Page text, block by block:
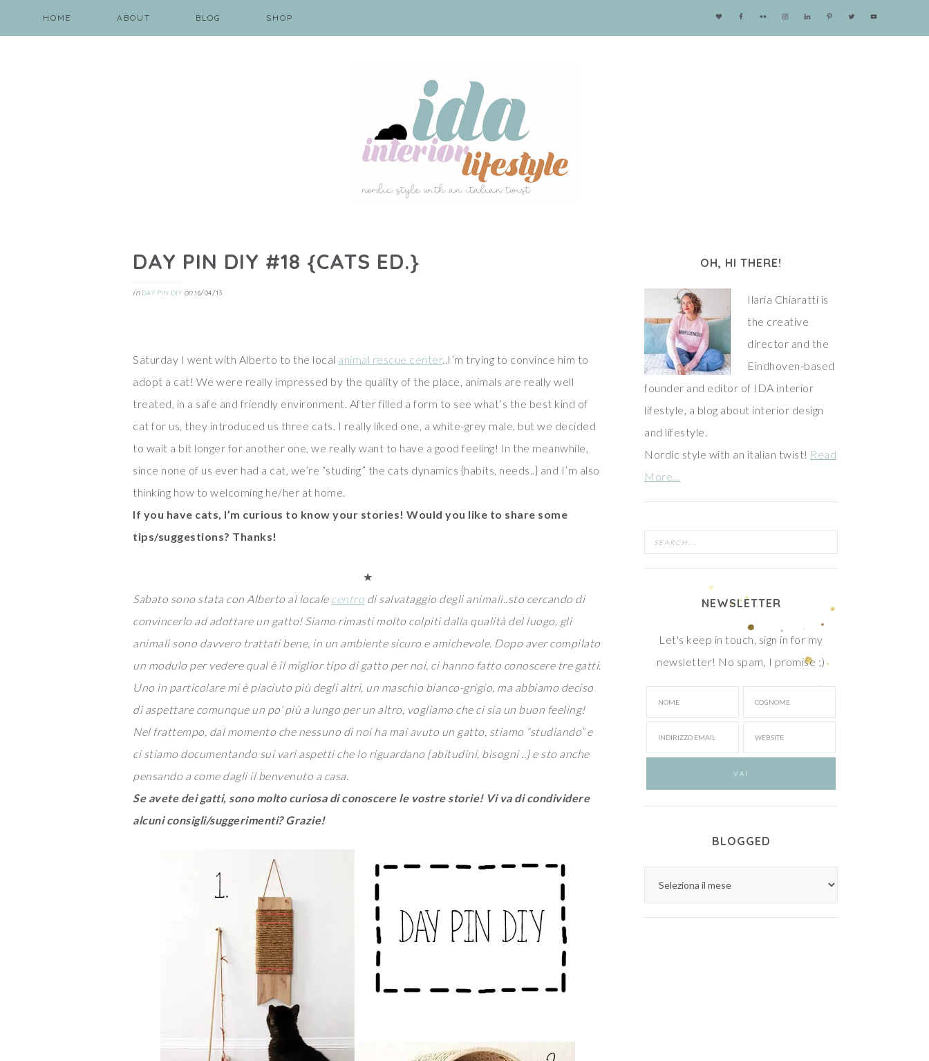
HOME ABOUT BLOG SHOP
DAY PIN DIY #18 {CATS ED.}
in DAY PIN DIY on16/04/13
Saturday I went with Alberto to the local animal rescue center..I’m trying to convince him to
adopt a cat! We were really impressed by the quality of the place, animals are really well
treated, in a safe and friendly environment. After filled a form to see what’s the best kind of
cat for us, they introduced us three cats. I really liked one, a white-grey male, but we decided
to wait a bit longer for another one, we really want to have a good feeling! In the meanwhile,
since none of us ever had a cat, we’re “studing” the cats dynamics {habits, needs..} and I’m also
thinking how to welcoming he/her at home.
If you have cats, I’m curious to know your stories! Would you like to share some
tips/suggestions? Thanks!
★
Sabato sono stata con Alberto al locale centro di salvataggio degli animali..sto cercando di
convincerlo ad adottare un gatto! Siamo rimasti molto colpiti dalla qualità del luogo, gli
animali sono davvero trattati bene, in un ambiente sicuro e amichevole. Dopo aver compilato
un modulo per vedere qual è il miglior tipo di gatto per noi, ci hanno fatto conoscere tre gatti.
Uno in particolare mi è piaciuto più degli altri, un maschio bianco-grigio, ma abbiamo deciso
di aspettare comunque un po’ più a lungo per un altro, vogliamo che ci sia un buon feeling!
Nel frattempo, dal momento che nessuno di noi ha mai avuto un gatto, stiamo “studiando” e
ci stiamo documentando sui vari aspetti che lo riguardano {abitudini, bisogni ..} e sto anche
pensando a come dagli il benvenuto a casa.
Se avete dei gatti, sono molto curiosa di conoscere le vostre storie! Vi va di condividere
alcuni consigli/suggerimenti? Grazie!
OH, HI THERE!
Ilaria Chiaratti is
the creative
director and the
Eindhoven-based
founder and editor of IDA interior
lifestyle, a blog about interior design
and lifestyle.
Nordic style with an italian twist! Read
More…
NEWSLETTER
Let's keep in touch, sign in for my
newsletter! No spam, I promise ;)
BLOGGED